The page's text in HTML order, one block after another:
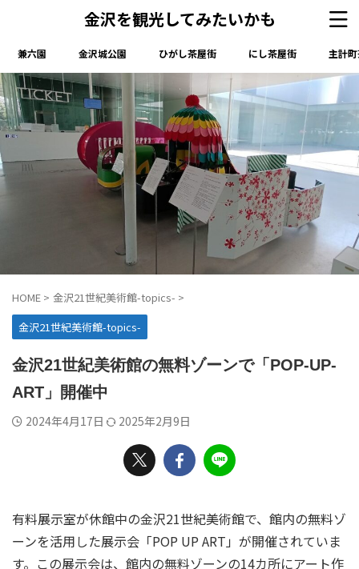
金沢を観光してみたいかも
兼六園 金沢城公園 ひがし茶屋街 にし茶屋街 主計
HOME > 金沢21世紀美術館-topics- >
金沢21世紀美術館-topics-
金沢21世紀美術館の無料ゾーンで「POP-UP-
ART」開催中
2024年4月17日 2025年2月9日
有料展示室が休館中の金沢21世紀美術館で、館内の無料ゾ
ーンを活用した展示会「POP UP ART」が開催されていま
す。この展示会は、館内の無料ゾーンの14カ所にアート作